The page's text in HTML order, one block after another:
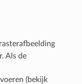
Als de
(bekijk